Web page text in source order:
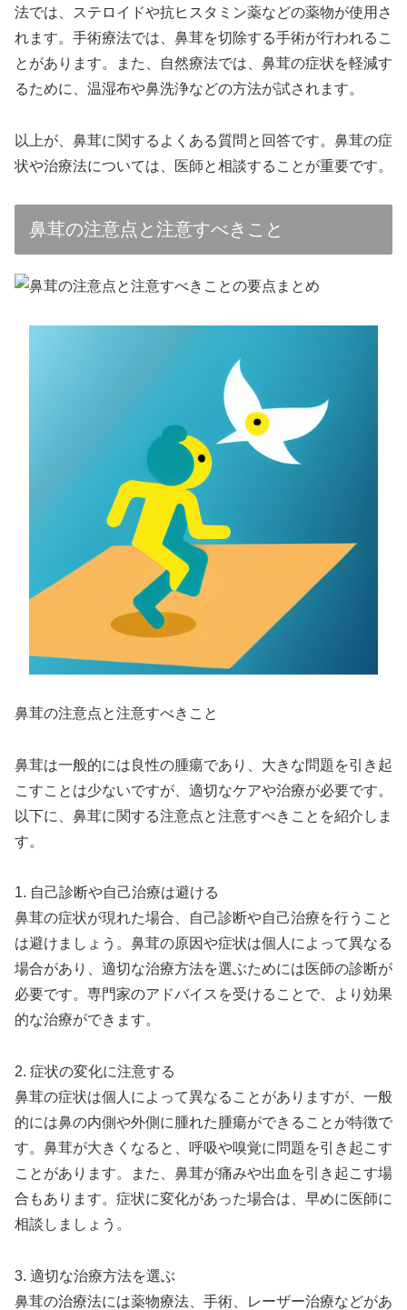
法では、ステロイドや抗ヒスタミン薬などの薬物が使用さ
れます。手術療法では、鼻茸を切除する手術が行われるこ
とがあります。また、自然療法では、鼻茸の症状を軽減す
るために、温湿布や鼻洗浄などの方法が試されます。
以上が、鼻茸に関するよくある質問と回答です。鼻茸の症
状や治療法については、医師と相談することが重要です。
鼻茸の注意点と注意すべきこと
鼻茸の注意点と注意すべきこと
鼻茸は一般的には良性の腫瘍であり、大きな問題を引き起
こすことは少ないですが、適切なケアや治療が必要です。
以下に、鼻茸に関する注意点と注意すべきことを紹介しま
す。
1. 自己診断や自己治療は避ける
鼻茸の症状が現れた場合、自己診断や自己治療を行うこと
は避けましょう。鼻茸の原因や症状は個人によって異なる
場合があり、適切な治療方法を選ぶためには医師の診断が
必要です。専門家のアドバイスを受けることで、より効果
的な治療ができます。
2. 症状の変化に注意する
鼻茸の症状は個人によって異なることがありますが、一般
的には鼻の内側や外側に腫れた腫瘍ができることが特徴で
す。鼻茸が大きくなると、呼吸や嗅覚に問題を引き起こす
ことがあります。また、鼻茸が痛みや出血を引き起こす場
合もあります。症状に変化があった場合は、早めに医師に
相談しましょう。
3. 適切な治療方法を選ぶ
鼻茸の治療法には薬物療法、手術、レーザー治療などがあ